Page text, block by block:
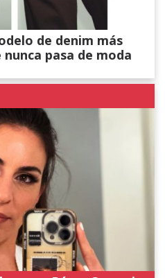
de denim más
pasa de moda